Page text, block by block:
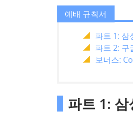
예배 규칙서
파트 1: 삼
파트 2: 구
보너스:
파트 1: